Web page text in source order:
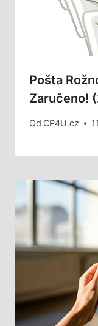
Pošta
Zaručeno!
Od CP4U.cz